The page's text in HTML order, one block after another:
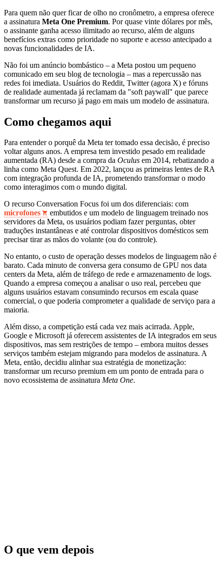
Para quem não quer ficar de olho no cronômetro, a empresa oferece
a assinatura Meta One Premium. Por quase vinte dólares por mês,
o assinante ganha acesso ilimitado ao recurso, além de alguns
benefícios extras como prioridade no suporte e acesso antecipado a
novas funcionalidades de IA.
Não foi um anúncio bombástico – a Meta postou um pequeno
comunicado em seu blog de tecnologia – mas a repercussão nas
redes foi imediata. Usuários do Reddit, Twitter (agora X) e fóruns
de realidade aumentada já reclamam da "soft paywall" que parece
transformar um recurso já pago em mais um modelo de assinatura.
Como chegamos aqui
Para entender o porquê da Meta ter tomado essa decisão, é preciso
voltar alguns anos. A empresa tem investido pesado em realidade
aumentada (RA) desde a compra da Oculus em 2014, rebatizando a
linha como Meta Quest. Em 2022, lançou as primeiras lentes de RA
com integração profunda de IA, prometendo transformar o modo
como interagimos com o mundo digital.
O recurso Conversation Focus foi um dos diferenciais: com
microfones
embutidos e um modelo de linguagem treinado nos
servidores da Meta, os usuários podiam fazer perguntas, obter
traduções instantâneas e até controlar dispositivos domésticos sem
precisar tirar as mãos do volante (ou do controle).
No entanto, o custo de operação desses modelos de linguagem não é
barato. Cada minuto de conversa gera consumo de GPU nos data
centers da Meta, além de tráfego de rede e armazenamento de logs.
Quando a empresa começou a analisar o uso real, percebeu que
alguns usuários estavam consumindo recursos em escala quase
comercial, o que poderia comprometer a qualidade de serviço para a
maioria.
Além disso, a competição está cada vez mais acirrada. Apple,
Google e Microsoft já oferecem assistentes de IA integrados em seus
dispositivos, mas sem restrições de tempo – embora muitos desses
serviços também estejam migrando para modelos de assinatura. A
Meta, então, decidiu alinhar sua estratégia de monetização:
transformar um recurso premium em um ponto de entrada para o
novo ecossistema de assinatura Meta One.
O que vem depois